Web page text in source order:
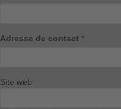
Adresse de contact *
Site web